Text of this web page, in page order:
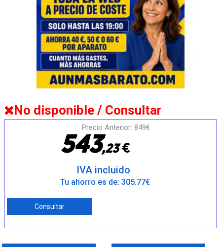
No disponible / Consultar
Precio Anterior: 849€
543,23€
IVA incluido
Tu ahorro es de: 305.77€
Consultar